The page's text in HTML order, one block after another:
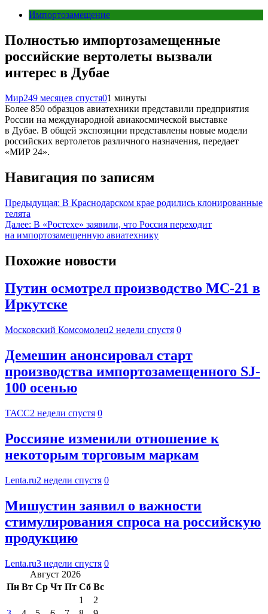
Импортозамещение
Полностью импортозамещенные
российские вертолеты вызвали
интерес в Дубае
Мир249 месяцев спустя01 минуты
Более 850 образцов авиатехники представили предприятия
России на международной авиакосмической выставке
в Дубае. В общей экспозиции представлены новые модели
российских вертолетов различного назначения, передает
«МИР 24».
Навигация по записям
Предыдущая: В Краснодарском крае родились клонированные
телята
Далее: В «Ростехе» заявили, что Россия переходит
на импортозамещенную авиатехнику
Похожие новости
Путин осмотрел производство МС-21 в
Иркутске
Московский Комсомолец2 недели спустя 0
Демешин анонсировал старт
производства импортозамещенного SJ-
100 осенью
ТАСС2 недели спустя 0
Россияне изменили отношение к
некоторым торговым маркам
Lenta.ru2 недели спустя 0
Мишустин заявил о важности
стимулирования спроса на российскую
продукцию
Lenta.ru3 недели спустя 0
Август 2026
Пн Вт Ср Чт Пт Сб Вс
1
2